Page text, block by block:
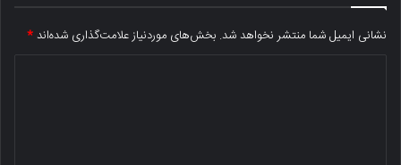
نشانی ایمیل شما منتشر نخواهد شد. بخش‌های موردنیاز علامت‌گذاری شده‌اند*